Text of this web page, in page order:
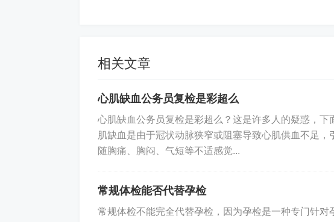
如何应聘
有意向的求职者请将简历发送至公司人事邮箱：
以上内容仅做参考，欢迎更多有志之士加入我们！
相关文章
心肌缺血公务员复检是彩超么
心肌缺血公务员复检是彩超么？这是许多人的疑惑，
肌缺血是由于冠状动脉狭窄或阻塞导致心肌供血不足
随胸痛、胸闷、气短等不适感觉...
常规体检能否代替孕检
常规体检不能完全代替孕检，因为孕检是一种专门针